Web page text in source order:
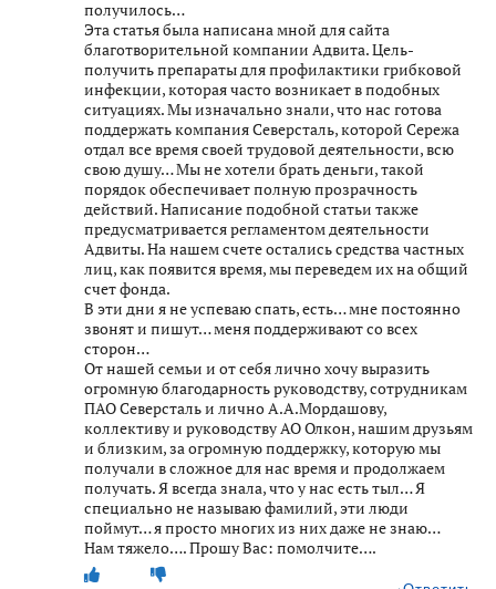
получилось…
Эта статья была написана мной для сайта
благотворительной компании Адвита. Цель-
получить препараты для профилактики грибковой
инфекции, которая часто возникает в подобных
ситуациях. Мы изначально знали, что нас готова
поддержать компания Северсталь, которой Сережа
отдал все время своей трудовой деятельности, всю
свою душу… Мы не хотели брать деньги, такой
порядок обеспечивает полную прозрачность
действий. Написание подобной статьи также
предусматривается регламентом деятельности
Адвиты. На нашем счете остались средства частных
лиц, как появится время, мы переведем их на общий
счет фонда.
В эти дни я не успеваю спать, есть… мне постоянно
звонят и пишут… меня поддерживают со всех
сторон…
От нашей семьи и от себя лично хочу выразить
огромную благодарность руководству, сотрудникам
ПАО Северсталь и лично А.А.Мордашову,
коллективу и руководству АО Олкон, нашим друзьям
и близким, за огромную поддержку, которую мы
получали в сложное для нас время и продолжаем
получать. Я всегда знала, что у нас есть тыл… Я
специально не называю фамилий, эти люди
поймут… я просто многих из них даже не знаю…
Нам тяжело…. Прошу Вас: помолчите….